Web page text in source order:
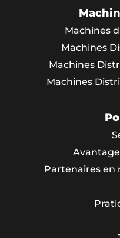
Machines
Machines
Machines
Machines
Partenaires en